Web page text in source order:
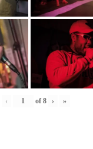
‹ of 8 › »